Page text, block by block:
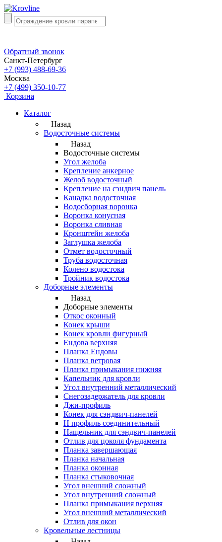
Обратный звонок
Санкт-Петербург
+7 (993) 488-69-36
Москва
+7 (499) 350-10-77
Корзина
Каталог
Назад
Водосточные системы
Назад
Водосточные системы
Угол желоба
Крепление анкерное
Желоб водосточный
Крепление на сэндвич панель
Канадка водосточная
Водосборная воронка
Воронка конусная
Воронка сливная
Кронштейн желоба
Заглушка желоба
Отмет водосточный
Труба водосточная
Колено водостока
Тройник водостока
Доборные элементы
Назад
Доборные элементы
Откос оконный
Конек крыши
Конек кровли фигурный
Ендова верхняя
Планка Ендовы
Планка ветровая
Планка примыкания нижняя
Капельник для кровли
Угол внутренний металлический
Снегозадержатель для кровли
Джи-профиль
Конек для сэндвич-панелей
Н профиль соединительный
Нащельник для сэндвич-панелей
Отлив для цоколя фундамента
Планка завершающая
Планка начальная
Планка оконная
Планка стыковочная
Угол внешний сложный
Угол внутренний сложный
Планка примыкания верхняя
Угол внешний металлический
Отлив для окон
Кровельные лестницы